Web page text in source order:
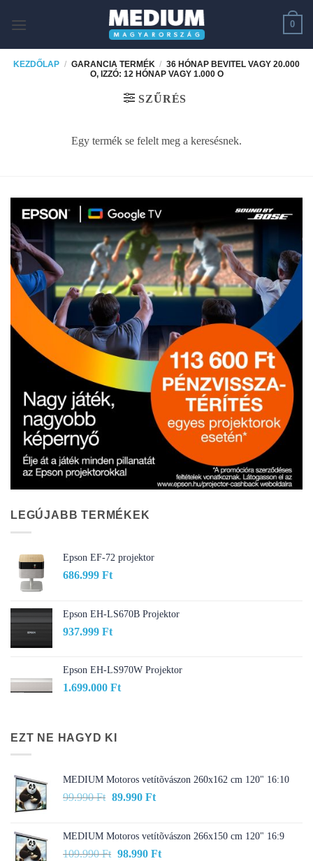
0
KEZDŐLAP / GARANCIA TERMÉK / 36 HÓNAP BEVITEL VAGY 20.000
O, IZZÓ: 12 HÓNAP VAGY 1.000 O
SZŰRÉS
Egy termék se felelt meg a keresésnek.
LEGÚJABB TERMÉKEK
Epson EF-72 projektor
686.999 Ft
Epson EH-LS670B Projektor
937.999 Ft
Epson EH-LS970W Projektor
1.699.000 Ft
EZT NE HAGYD KI
MEDIUM Motoros vetítõvászon 260x162 cm 120" 16:10
99.990Ft Original
99.990 Ft.
89.990 FtCurrent
89.990 Ft.
MEDIUM Motoros vetítõvászon 266x150 cm 120" 16:9
109.990Ft Original
98.990 FtCurrent